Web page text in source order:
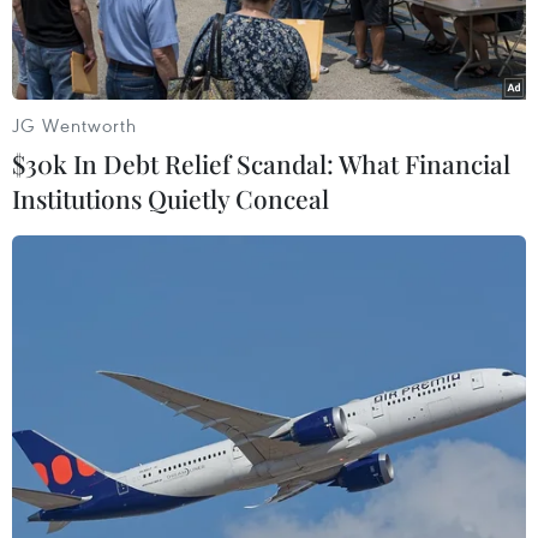
mạng.
Riek Machar tại lễ ký thỏa thuận hòa bình ở Juba, ngày
3/4/2022. (Ảnh: AFP/TTXVN)
Các nhà lãnh đạo của Nam Sudan ngày 4/8
thông báo chính phủ chuyển tiếp ở nước này sẽ
tiếp tục nắm quyền thêm hai năm nữa sau hạn
JG Wentworth
$30k In Debt Relief Scandal: What Financial
Institutions Quietly Conceal